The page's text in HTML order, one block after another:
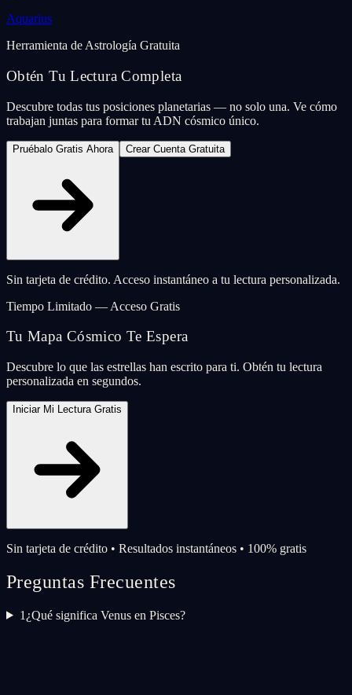
Aquarius
Herramienta de Astrología Gratuita
Obtén Tu Lectura Completa
Descubre todas tus posiciones planetarias — no solo una. Ve cómo
trabajan juntas para formar tu ADN cósmico único.
Pruébalo Gratis Ahora Crear Cuenta Gratuita
Sin tarjeta de crédito. Acceso instantáneo a tu lectura personalizada.
Tiempo Limitado — Acceso Gratis
Tu Mapa Cósmico Te Espera
Descubre lo que las estrellas han escrito para ti. Obtén tu lectura
personalizada en segundos.
Iniciar Mi Lectura Gratis
Sin tarjeta de crédito • Resultados instantáneos • 100% gratis
Preguntas Frecuentes
1 ¿Qué significa Venus en Pisces?